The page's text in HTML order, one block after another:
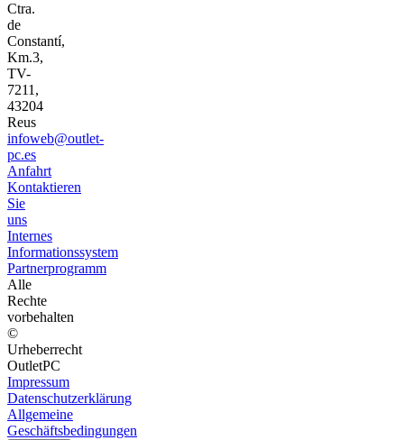
Ctra.
de
Constantí,
Km.3,
TV-
7211,
43204
Reus
infoweb@outlet-
pc.es
Anfahrt
Kontaktieren
Sie
uns
Internes
Informationssystem
Partnerprogramm
Alle
Rechte
vorbehalten
©
Urheberrecht
OutletPC
Impressum
Datenschutzerklärung
Allgemeine
Geschäftsbedingungen